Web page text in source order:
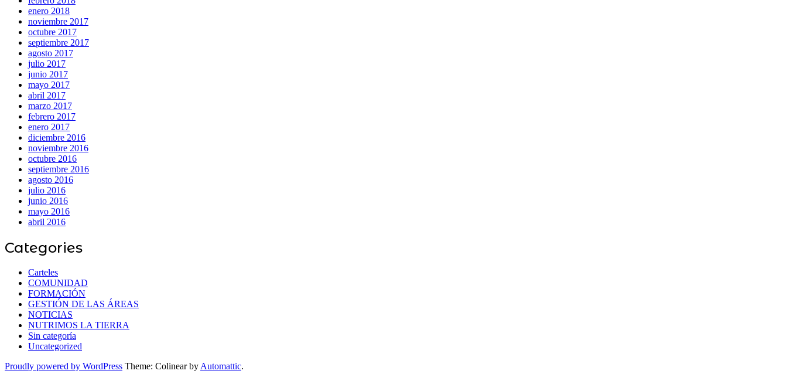
enero 2018
noviembre 2017
octubre 2017
septiembre 2017
agosto 2017
julio 2017
junio 2017
mayo 2017
abril 2017
marzo 2017
febrero 2017
enero 2017
diciembre 2016
noviembre 2016
octubre 2016
septiembre 2016
agosto 2016
julio 2016
junio 2016
mayo 2016
abril 2016
Categories
Carteles
COMUNIDAD
FORMACIÓN
GESTIÓN DE LAS ÁREAS
NOTICIAS
NUTRIMOS LA TIERRA
Sin categoría
Uncategorized
Proudly powered by WordPress Theme: Colinear byAutomattic.